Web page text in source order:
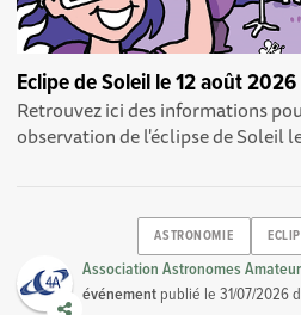
Eclipe de Soleil le 12 août 2026
Retrouvez ici des informations
observation de l'éclipse de Soleil
ASTRONOMIE
Association Astronomes
événement publié le31/07/2026